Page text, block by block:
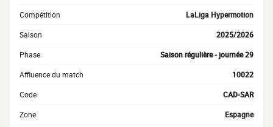
Compétition LaLiga Hypermotion
Saison 2025/2026
Phase Saison régulière - journée 29
Affluence du match 10022
Code CAD-SAR
Zone Espagne